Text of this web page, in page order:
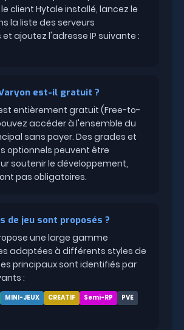
client Hytale installé, lancez le
la liste des serveurs
ajoutez l'adresse IP suivante :
est-il gratuit ?
entièrement gratuit (Free-to-
accéder à l'ensemble du
sans payer. Des grades et
optionnels peuvent être
soutenir le développement,
pas obligatoires.
de jeu sont proposés ?
une large gamme
adaptées à différents styles de
principaux sont identifiés par
:
MINI-JEUX CREATIF Semi-RP
PVE